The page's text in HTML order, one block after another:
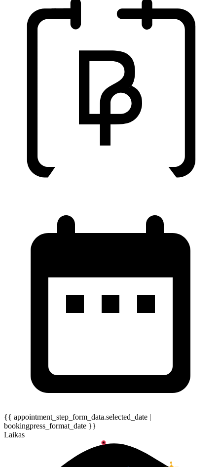
{{ appointment_step_form_data.selected_date |
bookingpress_format_date }}
Laikas